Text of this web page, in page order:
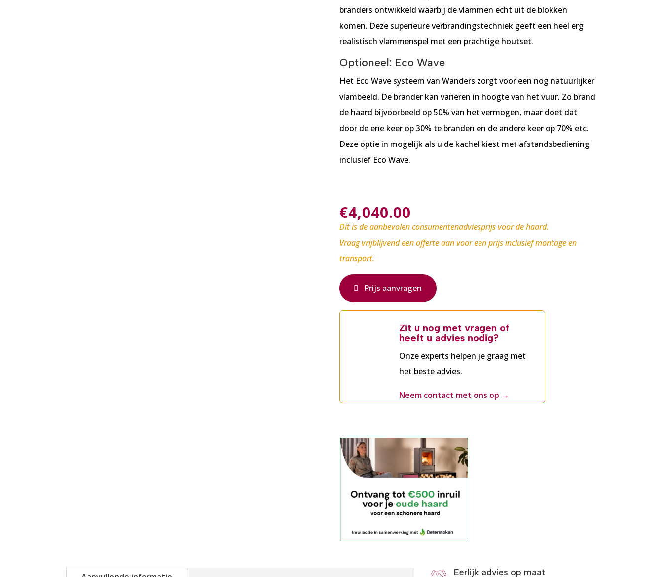
branders ontwikkeld waarbij de vlammen echt uit de blokken
komen. Deze superieure verbrandingstechniek geeft een heel erg
realistisch vlammenspel met een prachtige houtset.
Optioneel: Eco Wave
Het Eco Wave systeem van Wanders zorgt voor een nog natuurlijker
vlambeeld. De brander kan variëren in hoogte van het vuur. Zo brand
de haard bijvoorbeeld op 50% van het vermogen, maar doet dat
door de ene keer op 30% te branden en de andere keer op 70% etc.
Deze optie in mogelijk als u de kachel kiest met afstandsbediening
inclusief Eco Wave.
€4,040.00
Dit is de aanbevolen consumentenadviesprijs voor de haard.
Vraag vrijblijvend een offerte aan voor een prijs inclusief montage en
transport.
Prijs aanvragen
Zit u nog met vragen of
heeft u advies nodig?
Onze experts helpen je graag met
het beste advies.
Neem contact met ons op →
Eerlijk advies op maat